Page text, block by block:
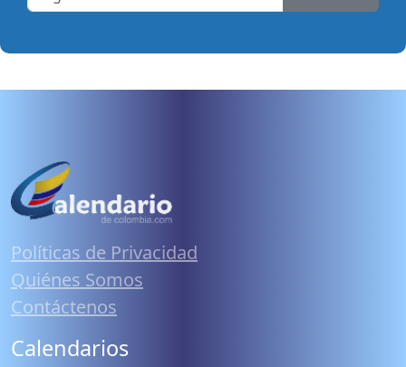
Políticas de Privacidad
Quiénes Somos
Contáctenos
Calendarios